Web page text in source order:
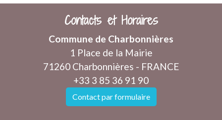
Contacts et Horaires
Commune de Charbonnières
1 Place de la Mairie
71260 Charbonnières - FRANCE
+33 3 85 36 91 90
Contact par formulaire